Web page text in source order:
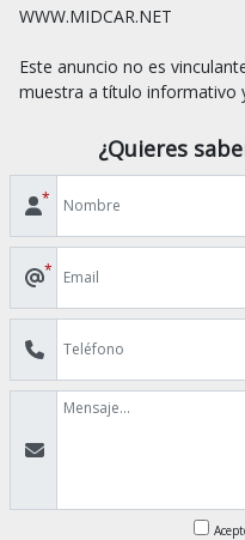
WWW.MIDCAR.NET
Este anuncio no es
¿Quieres
*
*